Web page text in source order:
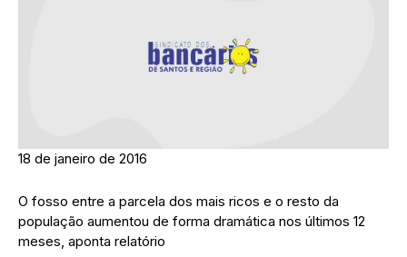
18 de janeiro de 2016
O fosso entre a parcela dos mais ricos e o resto da
população aumentou de forma dramática nos últimos 12
meses, aponta relatório